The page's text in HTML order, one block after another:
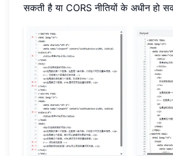
सकती है या CORS नीतियों के अधीन हो